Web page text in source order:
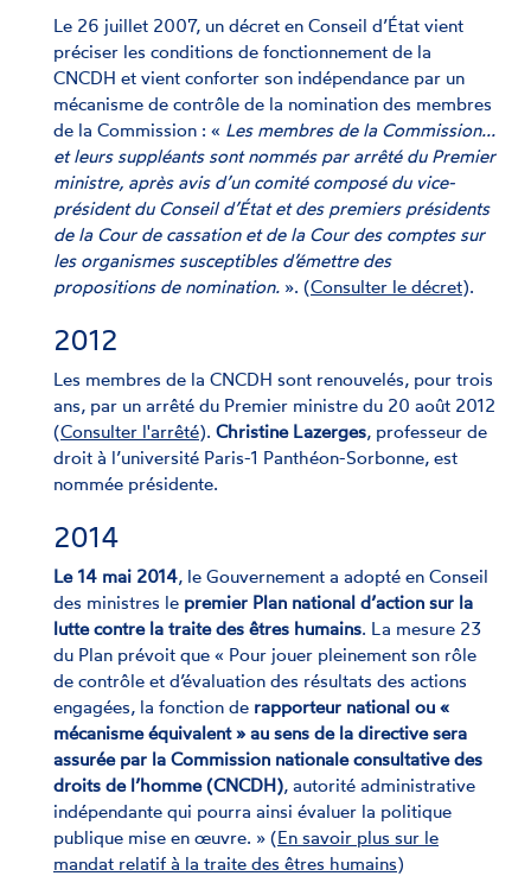
Le 26 juillet 2007, un décret en Conseil d’État vient
préciser les conditions de fonctionnement de la
CNCDH et vient conforter son indépendance par un
mécanisme de contrôle de la nomination des membres
de la Commission : « Les membres de la Commission...
et leurs suppléants sont nommés par arrêté du Premier
ministre, après avis d’un comité composé du vice-
président du Conseil d’État et des premiers présidents
de la Cour de cassation et de la Cour des comptes sur
les organismes susceptibles d’émettre des
propositions de nomination. ». (Consulter le décret).
2012
Les membres de la CNCDH sont renouvelés, pour trois
ans, par un arrêté du Premier ministre du 20 août 2012
(Consulter l'arrêté). Christine Lazerges, professeur de
droit à l’université Paris-1 Panthéon-Sorbonne, est
nommée présidente.
2014
Le 14 mai 2014, le Gouvernement a adopté en Conseil
des ministres le premier Plan national d’action sur la
lutte contre la traite des êtres humains. La mesure 23
du Plan prévoit que « Pour jouer pleinement son rôle
de contrôle et d’évaluation des résultats des actions
engagées, la fonction de rapporteur national ou «
mécanisme équivalent » au sens de la directive sera
assurée par la Commission nationale consultative des
droits de l’homme (CNCDH), autorité administrative
indépendante qui pourra ainsi évaluer la politique
publique mise en œuvre. » (En savoir plus sur le
mandat relatif à la traite des êtres humains)